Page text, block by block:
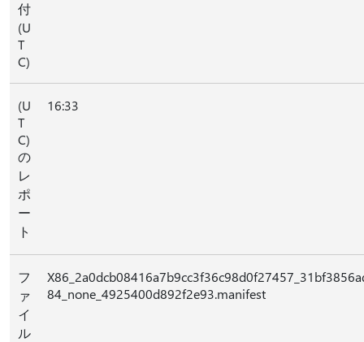
付
(U
T
C)
(U
T
C)
の
レ
ポ
ー
ト
16:33
フ
ァ
イ
ル
84_none_4925400d892f2e93.manifest